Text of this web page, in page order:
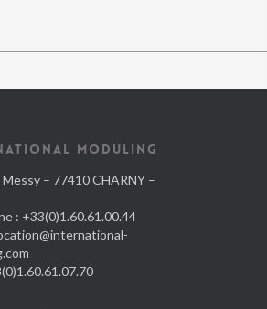
MODULING
– 77410 CHARNY –
: +33(0)1.60.61.00.44